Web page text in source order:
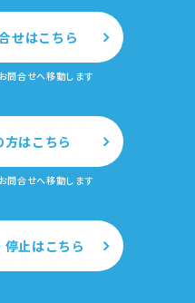
せはこちら
問合せへ移動します
はこちら
問合せへ移動します
止はこちら